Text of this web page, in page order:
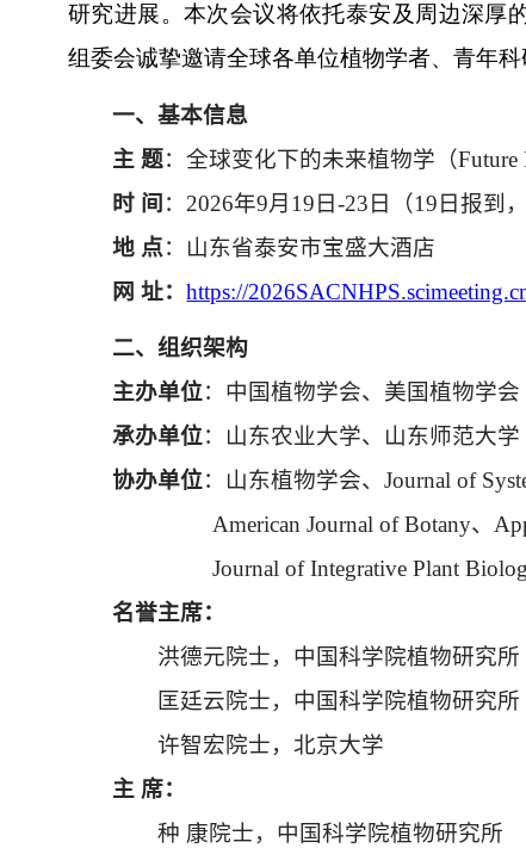
研究进展。本次会议将依托泰安及周边深厚
组委会诚挚邀请全球各单位植物学者、青年科
一、基本信息
主 题：全球变化下的未来植物学（Future
时 间 ： 2026年9月 19日-23日（19日报到，
地 点：山东省泰安市宝盛大酒店
网 址：https://
二、组织架构
主办单位：中国植物学会、美国植物学会
承办单位：山东农业大学、山东师范大学
协办单位：山东植物学会、Journal of
American Journal of Botany、
Journal of Integrative Plant
名誉主席：
洪德元院士，中国科学院植物研究所
匡廷云院士，中国科学院植物研究所
许智宏院士，北京大学
主 席：
种 康院士，中国科学院植物研究所